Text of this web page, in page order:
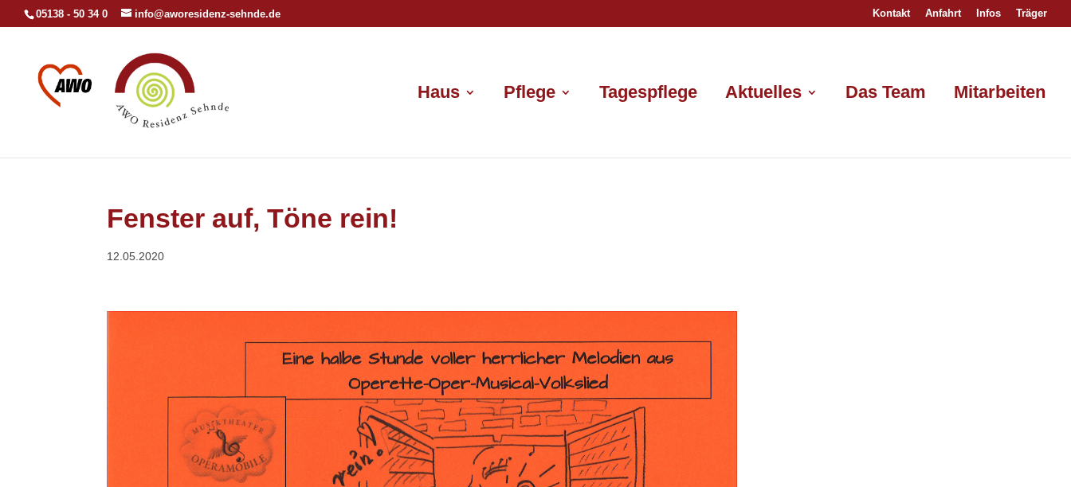
05138 - 50 34 0 info@aworesidenz-sehnde.de Kontakt Anfahrt Infos Träger
Haus Pflege Tagespflege Aktuelles Das Team Mitarbeiten
Fenster auf, Töne rein!
12.05.2020